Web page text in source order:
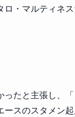
・マルティネス
たと主張し、
スのスタメン